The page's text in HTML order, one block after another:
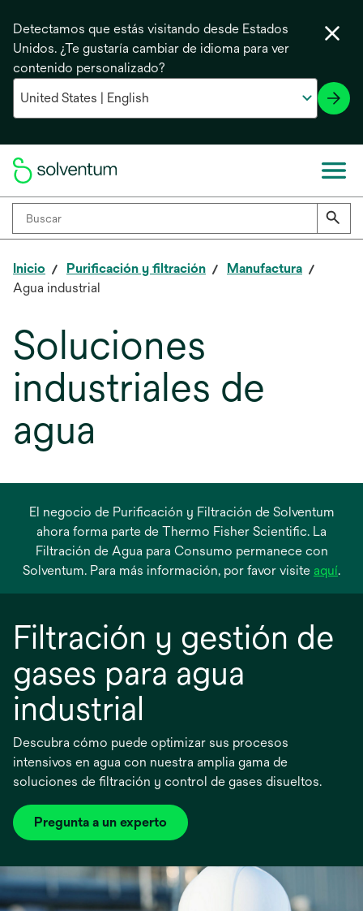
Detectamos que estás visitando desde Estados
Unidos. ¿Te gustaría cambiar de idioma para ver
contenido personalizado?
Inicio Purificación y filtración
Manufactura
Agua industrial
Soluciones
industriales de
agua
El negocio de Purificación y Filtración de Solventum
ahora forma parte de Thermo Fisher Scientific. La
Filtración de Agua para Consumo permanece con
Solventum. Para más información, por favor visite aquíse
.
Filtración y gestión de
gases para agua
industrial
Descubra cómo puede optimizar sus procesos
intensivos en agua con nuestra amplia gama de
soluciones de filtración y control de gases disueltos.
Pregunta a un experto